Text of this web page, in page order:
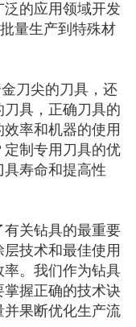
的应用领域开发
量生产到特殊材
刀尖的刀具，还
具，正确刀具的
率和机器的使用
制专用刀具的优
寿命和提高性
关钻具的最重要
技术和最佳使用
。我们作为钻具
握正确的技术诀
果断优化生产流